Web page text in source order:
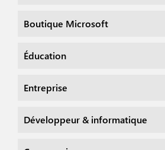
Boutique Microsoft
Éducation
Entreprise
Développeur & informatique